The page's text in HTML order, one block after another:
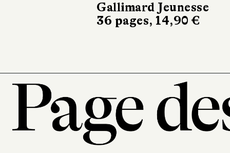
Fleurus
344 pages, 17,95 €